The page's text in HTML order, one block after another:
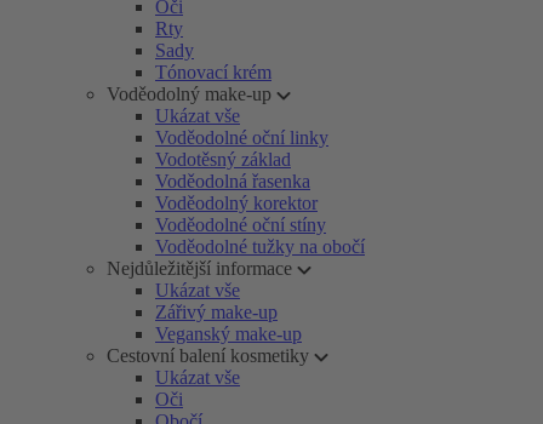
Oči
Rty
Sady
Tónovací krém
Voděodolný make-up
Ukázat vše
Voděodolné oční linky
Vodotěsný základ
Voděodolná řasenka
Voděodolný korektor
Voděodolné oční stíny
Voděodolné tužky na obočí
Nejdůležitější informace
Ukázat vše
Zářivý make-up
Veganský make-up
Cestovní balení kosmetiky
Ukázat vše
Oči